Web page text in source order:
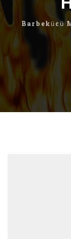
Barbekücü